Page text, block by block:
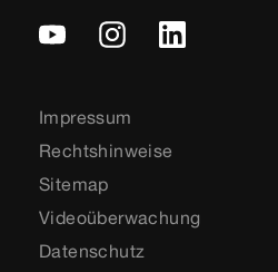
Impressum
Rechtshinweise
Sitemap
Videoüberwachung
Datenschutz